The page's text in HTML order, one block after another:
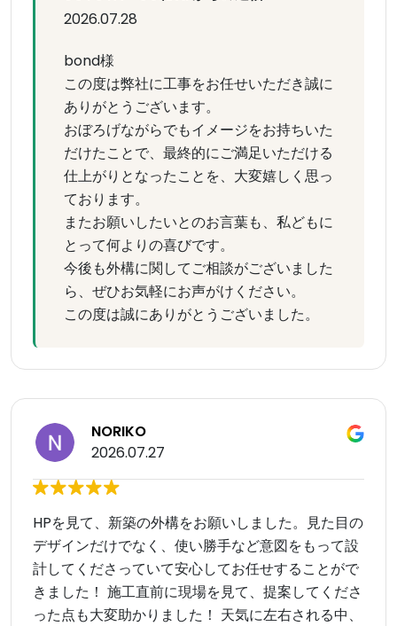
2026.07.28
bond様
この度は弊社に工事をお任せいただき誠に
ありがとうございます。
おぼろげながらでもイメージをお持ちいた
だけたことで、最終的にご満足いただける
仕上がりとなったことを、大変嬉しく思っ
ております。
またお願いしたいとのお言葉も、私どもに
とって何よりの喜びです。
今後も外構に関してご相談がございました
ら、ぜひお気軽にお声がけください。
この度は誠にありがとうございました。
NORIKO
2026.07.27
HPを見て、新築の外構をお願いしました。見た目の
デザインだけでなく、使い勝手など意図をもって設
計してくださっていて安心してお任せすることがで
きました！ 施工直前に現場を見て、提案してくださ
った点も大変助かりました！ 天気に左右される中、